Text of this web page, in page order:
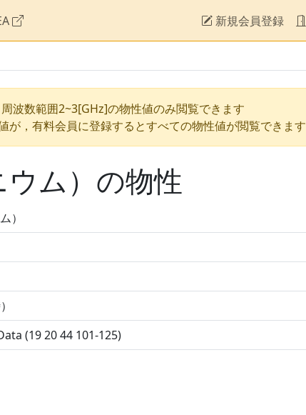
新規会員登録
波数範囲2~3[GHz]の物性値のみ閲覧できます
，有料会員に登録するとすべての物性値が閲覧できます
ム）の物性
）
(19 20 44 101-125)